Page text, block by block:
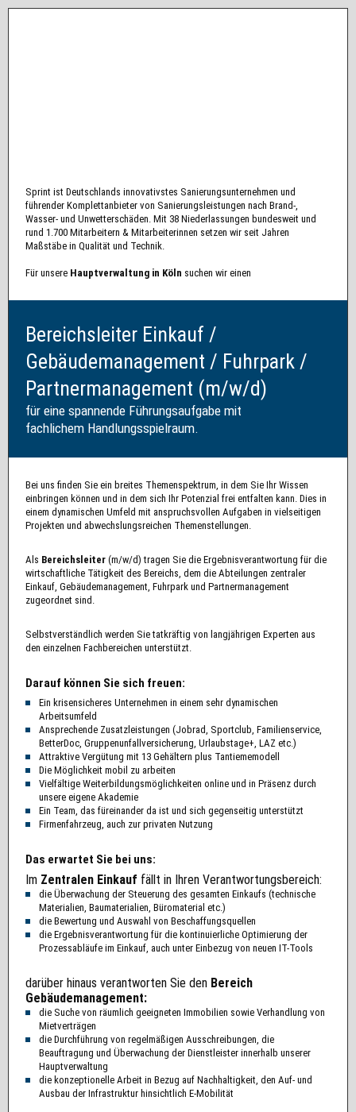
Sprint ist Deutschlands innovativstes Sanierungsunternehmen und
führender Komplettanbieter von Sanierungsleistungen nach Brand-,
Wasser- und Unwetterschäden. Mit 38 Niederlassungen bundesweit und
rund 1.700 Mitarbeitern & Mitarbeiterinnen setzen wir seit Jahren
Maßstäbe in Qualität und Technik.
Für unsere Hauptverwaltung in Köln suchen wir einen
Bereichsleiter Einkauf /
Gebäudemanagement / Fuhrpark /
Partnermanagement (m/w/d)
für eine spannende Führungsaufgabe mit
fachlichem Handlungsspielraum.
Bei uns finden Sie ein breites Themenspektrum, in dem Sie Ihr Wissen
einbringen können und in dem sich Ihr Potenzial frei entfalten kann. Dies in
einem dynamischen Umfeld mit anspruchsvollen Aufgaben in vielseitigen
Projekten und abwechslungsreichen Themenstellungen.
Als Bereichsleiter (m/w/d) tragen Sie die Ergebnisverantwortung für die
wirtschaftliche Tätigkeit des Bereichs, dem die Abteilungen zentraler
Einkauf, Gebäudemanagement, Fuhrpark und Partnermanagement
zugeordnet sind.
Selbstverständlich werden Sie tatkräftig von langjährigen Experten aus
den einzelnen Fachbereichen unterstützt.
Darauf können Sie sich freuen:
Ein krisensicheres Unternehmen in einem sehr dynamischen
Arbeitsumfeld
Ansprechende Zusatzleistungen (Jobrad, Sportclub, Familienservice,
BetterDoc, Gruppenunfallversicherung, Urlaubstage+, LAZ etc.)
Attraktive Vergütung mit 13 Gehältern plus Tantiememodell
Die Möglichkeit mobil zu arbeiten
Vielfältige Weiterbildungsmöglichkeiten online und in Präsenz durch
unsere eigene Akademie
Ein Team, das füreinander da ist und sich gegenseitig unterstützt
Firmenfahrzeug, auch zur privaten Nutzung
Das erwartet Sie bei uns:
Im Zentralen Einkauf fällt in Ihren Verantwortungsbereich:
die Überwachung der Steuerung des gesamten Einkaufs (technische
Materialien, Baumaterialien, Büromaterial etc.)
die Bewertung und Auswahl von Beschaffungsquellen
die Ergebnisverantwortung für die kontinuierliche Optimierung der
Prozessabläufe im Einkauf, auch unter Einbezug von neuen IT-Tools
darüber hinaus verantworten Sie den Bereich
Gebäudemanagement:
die Suche von räumlich geeigneten Immobilien sowie Verhandlung von
Mietverträgen
die Durchführung von regelmäßigen Ausschreibungen, die
Beauftragung und Überwachung der Dienstleister innerhalb unserer
Hauptverwaltung
die konzeptionelle Arbeit in Bezug auf Nachhaltigkeit, den Auf- und
Ausbau der Infrastruktur hinsichtlich E-Mobilität